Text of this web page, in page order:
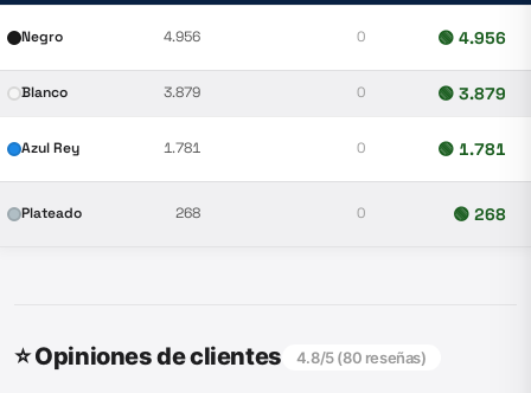
Negro 4.956 0 🟢 4.956
Blanco 3.879 0 🟢 3.879
Azul Rey 1.781 0 🟢 1.781
Plateado 268 0 🟢 268
⭐ Opiniones de clientes 4.8/5 (80 reseñas)